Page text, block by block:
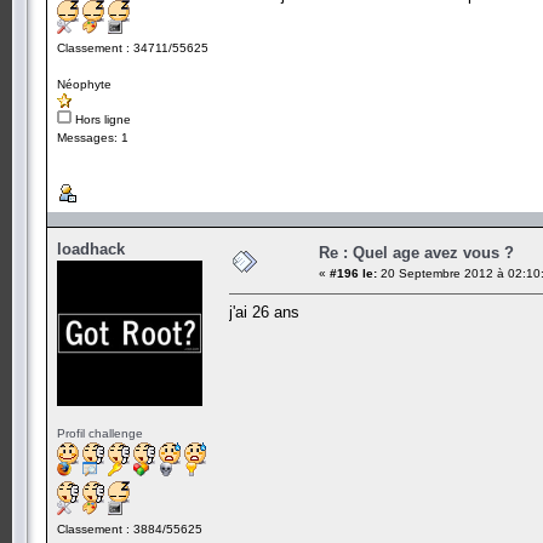
Classement : 34711/55625
Néophyte
Hors ligne
Messages: 1
loadhack
Profil challenge
Classement : 3884/55625
Re : Quel age avez vous ?
« #196 le: 20 Septembre 2012 à
j'ai 26 ans